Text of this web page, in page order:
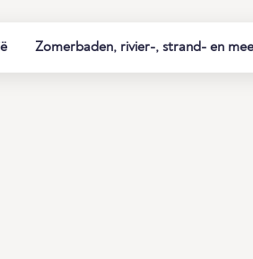
Zomerbaden, rivier-, strand- en